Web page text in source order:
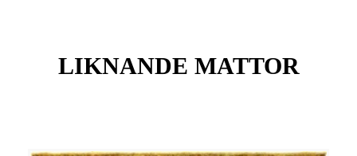
LIKNANDE MATTOR